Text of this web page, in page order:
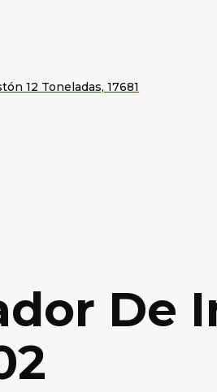
12 Toneladas, 17681
De